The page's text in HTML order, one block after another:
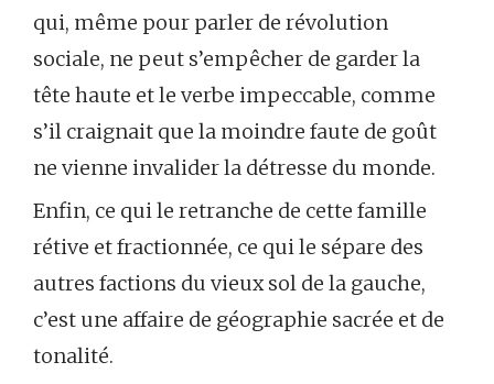
qui, même pour parler de révolution
sociale, ne peut s’empêcher de garder la
tête haute et le verbe impeccable, comme
s’il craignait que la moindre faute de goût
ne vienne invalider la détresse du monde.
Enfin, ce qui le retranche de cette famille
rétive et fractionnée, ce qui le sépare des
autres factions du vieux sol de la gauche,
c’est une affaire de géographie sacrée et de
tonalité.